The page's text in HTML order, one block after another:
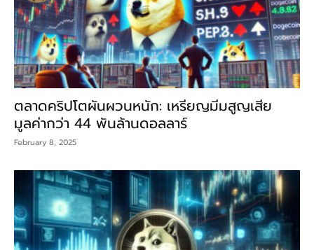
ตลาดคริปโตผันผวนหนัก: เหรียญมีมสูญเสีย
มูลค่ากว่า 44 พันล้านดอลลาร์
February 8, 2025